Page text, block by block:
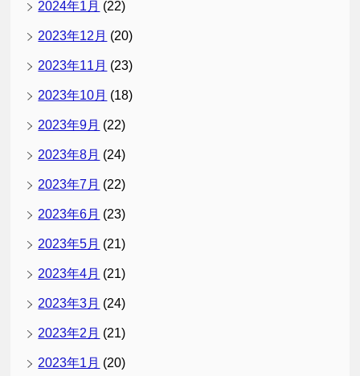
2024年1月 (22)
2023年12月 (20)
2023年11月 (23)
2023年10月 (18)
2023年9月 (22)
2023年8月 (24)
2023年7月 (22)
2023年6月 (23)
2023年5月 (21)
2023年4月 (21)
2023年3月 (24)
2023年2月 (21)
2023年1月 (20)